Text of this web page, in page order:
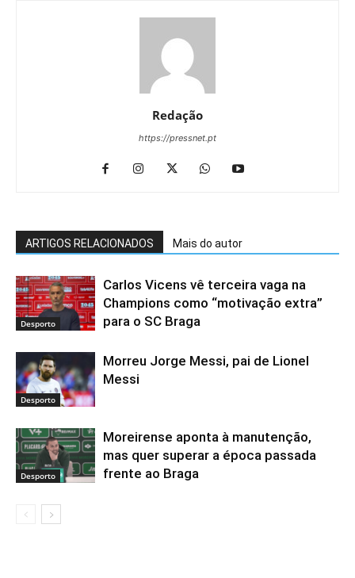
Redação
https://pressnet.pt
ARTIGOS RELACIONADOS Mais do autor
Desporto
Carlos Vicens vê terceira vaga na
Champions como “motivação extra”
para o SC Braga
Desporto
Morreu Jorge Messi, pai de Lionel
Messi
Desporto
Moreirense aponta à manutenção,
mas quer superar a época passada
frente ao Braga